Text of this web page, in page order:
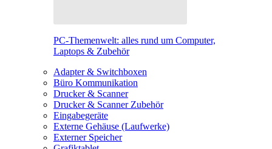
PC-Themenwelt: alles rund um Computer,
Laptops & Zubehör
Adapter & Switchboxen
Büro Kommunikation
Drucker & Scanner
Drucker & Scanner Zubehör
Eingabegeräte
Externe Gehäuse (Laufwerke)
Externer Speicher